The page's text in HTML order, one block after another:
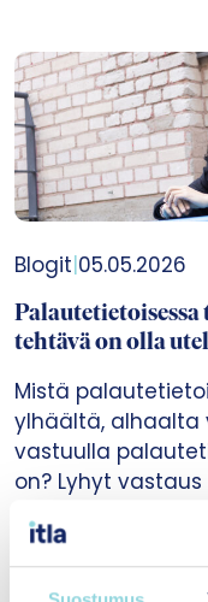
Blogit|05.05.2026
tehtävä on olla
Mistä
ylhäältä, alhaalta
vastuulla
on? Lyhyt